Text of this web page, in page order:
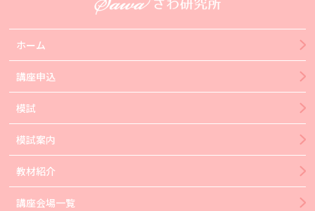
ホーム
講座申込
模試
模試案内
教材紹介
講座会場一覧